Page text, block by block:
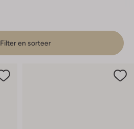
Filter en sorteer